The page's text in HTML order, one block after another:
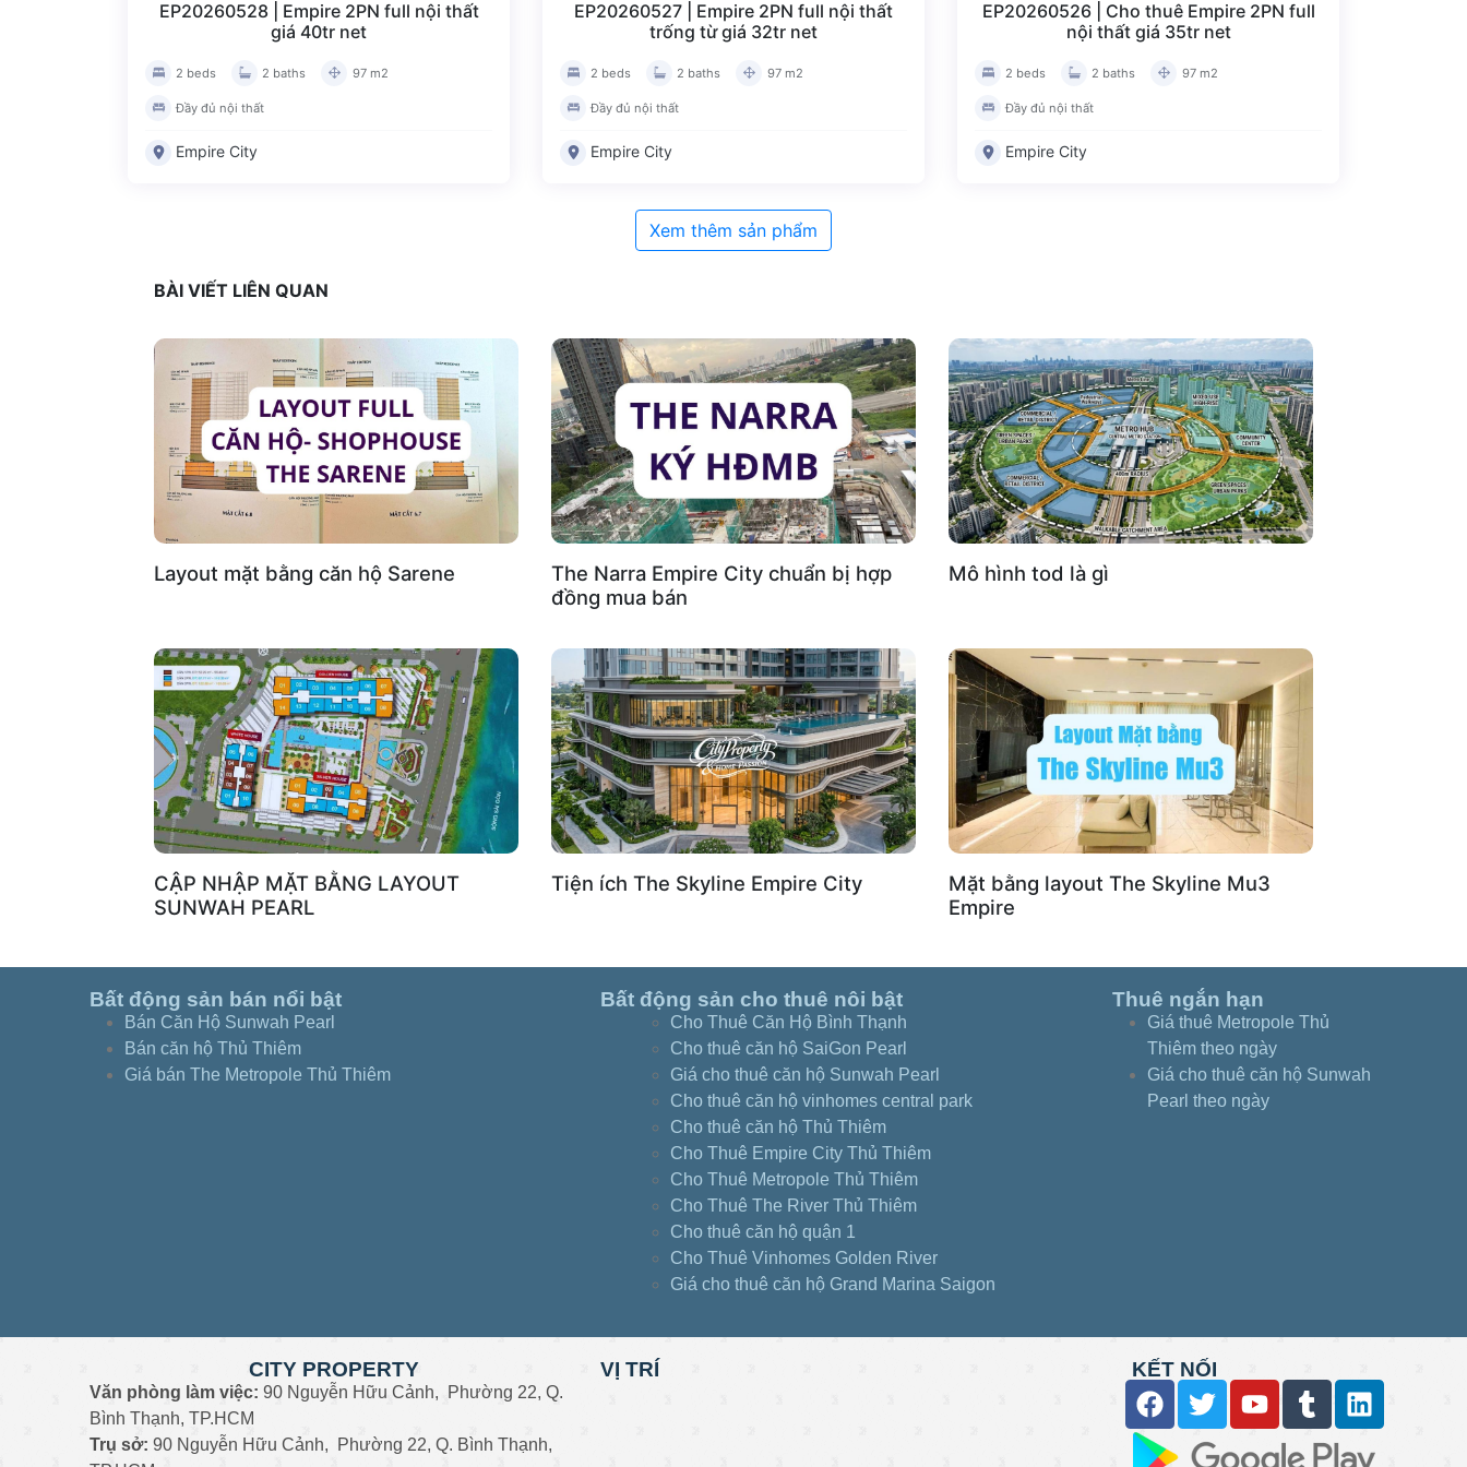
EP20260528 | Empire 2PN full nội thất
giá 40tr net
2 beds 2 baths 97 m2
Đầy đủ nội thất
Empire City
EP20260527 | Empire 2PN full nội thất
trống từ giá 32tr net
2 beds 2 baths 97 m2
Đầy đủ nội thất
Empire City
EP20260526 | Cho thuê Empire 2PN full
nội thất giá 35tr net
2 beds 2 baths 97 m2
Đầy đủ nội thất
Empire City
Xem thêm sản phẩm
BÀI VIẾT LIÊN QUAN
Layout mặt bằng căn hộ Sarene
The Narra Empire City chuẩn bị hợp
đồng mua bán
Mô hình tod là gì
CẬP NHẬP MẶT BẰNG LAYOUT
SUNWAH PEARL
Tiện ích The Skyline Empire City
Mặt bằng layout The Skyline Mu3
Empire
Bất động sản bán nổi bật
Bán Căn Hộ Sunwah Pearl
Bán căn hộ Thủ Thiêm
Giá bán The Metropole Thủ Thiêm
Bất động sản cho thuê nôi bật
Cho Thuê Căn Hộ Bình Thạnh
Cho thuê căn hộ SaiGon Pearl
Giá cho thuê căn hộ Sunwah Pearl
Cho thuê căn hộ vinhomes central park
Cho thuê căn hộ Thủ Thiêm
Cho Thuê Empire City Thủ Thiêm
Cho Thuê Metropole Thủ Thiêm
Cho Thuê The River Thủ Thiêm
Cho thuê căn hộ quận 1
Cho Thuê Vinhomes Golden River
Giá cho thuê căn hộ Grand Marina Saigon
Thuê ngắn hạn
Giá thuê Metropole Thủ
Thiêm theo ngày
Giá cho thuê căn hộ Sunwah
Pearl theo ngày
CITY PROPERTY
Văn phòng làm việc: 90 Nguyễn Hữu Cảnh, Phường 22, Q.
Bình Thạnh, TP.HCM
Trụ sở: 90 Nguyễn Hữu Cảnh, Phường 22, Q. Bình Thạnh,
VỊ TRÍ KẾT NỐI